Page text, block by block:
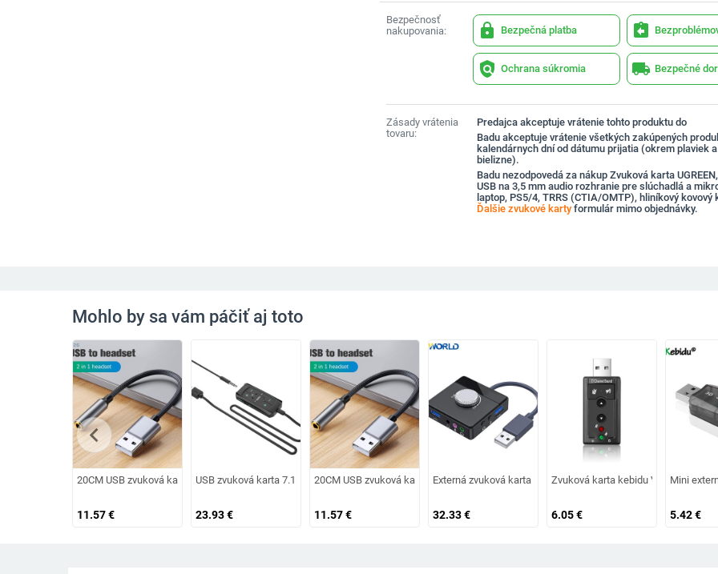
Bezpečnosť
nakupovania:
lock Bezpečná platba assignment_return
policy Ochrana súkromia local_shipping Bezpečné
Zásady vrátenia
tovaru:
Predajca akceptuje vrátenie tohto produktu do
Badu akceptuje vrátenie všetkých zakúpených
kalendárnych dní od dátumu prijatia (okrem plaviek
bielizne).
Badu nezodpovedá za nákup Zvuková karta
USB na 3,5 mm audio rozhranie pre slúchadlá a
laptop, PS5/4, TRRS (CTIA/OMTP), hliníkový kovový
Ďalšie zvukové kartyformulár mimo objednávky.
Mohlo by sa vám páčiť aj toto
20CM USB zvuková karta USB na 3,5 mm audio adaptér pre slúchadlá Externá zvuková karta Zvuková karta pre mikrofónové slúchadlá Počítač
11.57€
USB zvuková karta 7.1 kanálový 3D audio adaptér 3,5 mm externé herné slúchadlá s mikrofónom, náhradné
23.93€
20CM USB zvuková karta USB na 3,5 mm audio adaptér pre slúchadlá Externá zvuková
11.57€
Externá zvuková karta Nworld USB s 3 portami na 3,5 mm
32.33€
Zvuková karta kebidu Virtual 7.1,
6.05€
Mini
5.42€
chevron_left